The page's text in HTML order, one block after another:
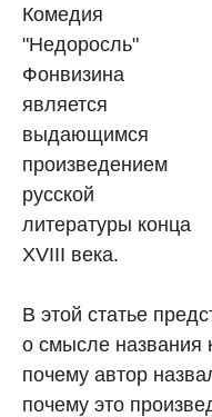
Комедия
"Недоросль"
Фонвизина
является
выдающимся
произведением
русской
литературы конца
XVIII века.
В этой статье
о смысле названия
почему автор
почему это